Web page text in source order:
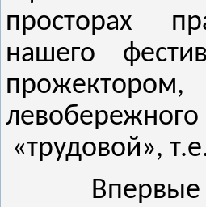
просторах
нашего
«трудовой»,
Впервые